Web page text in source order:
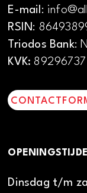
E-mail:
RSIN:
Triodos Bank:
KVK: 89296737
Dinsdag t/m